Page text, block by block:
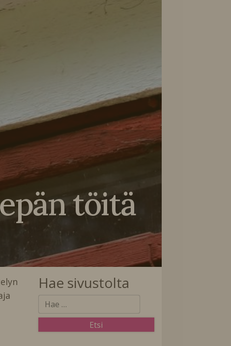
töitä
Hae sivustolta